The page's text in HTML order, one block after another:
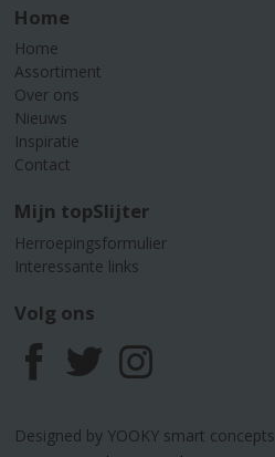
Home
Home
Assortiment
Over ons
Nieuws
Inspiratie
Contact
Mijn topSlijter
Herroepingsformulier
Interessante links
Volg ons
F
a
T
w
I
n
Designed by YOOKY smart concepts